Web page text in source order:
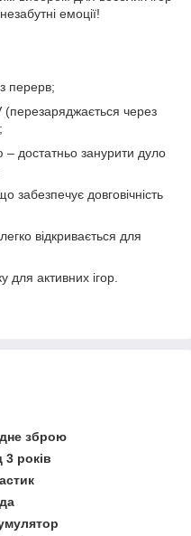
емоції!
перерв;
через
достатньо занурити дуло
довговічність
відкривається для
для активних ігор.
зброю
3 років